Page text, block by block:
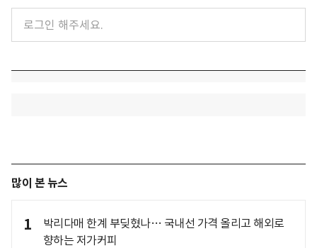
많이 본 뉴스
1
박리다매 한계 부딪혔나… 국내선 가격 올리고 해외로
향하는 저가커피